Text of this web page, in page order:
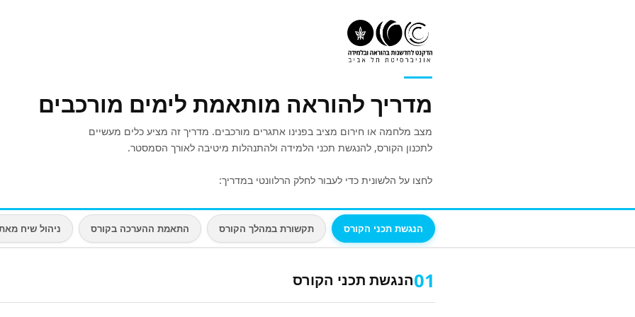
מדריך להוראה מותאמת לימים מורכבים
מצב מלחמה או חירום מציב בפנינו אתגרים מורכבים. מדריך זה מציע כלים מעשיים
לתכנון הקורס, להנגשת תכני הלמידה ולהתנהלות מיטיבה לאורך הסמסטר.
לחצו על הלשונית כדי לעבור לחלק הרלוונטי במדריך:
הנגשת תכני הקורס תקשורת במהלך הקורס התאמת ההערכה בקורס ניהול שיח
01הנגשת תכני הקורס